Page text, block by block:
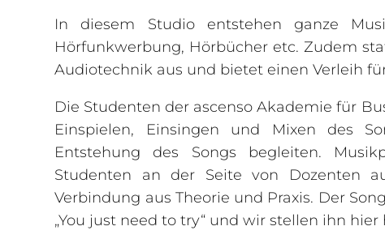
In diesem Studio entstehen ganze
Hörfunkwerbung, Hörbücher etc. Zudem
Audiotechnik aus und bietet einen Verleih
Die Studenten der ascenso Akademie für
Einspielen, Einsingen und Mixen des
Entstehung des Songs begleiten.
Studenten an der Seite von Dozenten
Verbindung aus Theorie und Praxis. Der
„You just need to try“ und wir stellen ihn hier